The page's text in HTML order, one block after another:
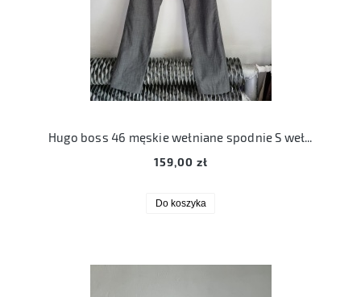
Hugo boss 46 męskie wełniane spodnie S wełna virgin wool
159,00 zł
Do koszyka